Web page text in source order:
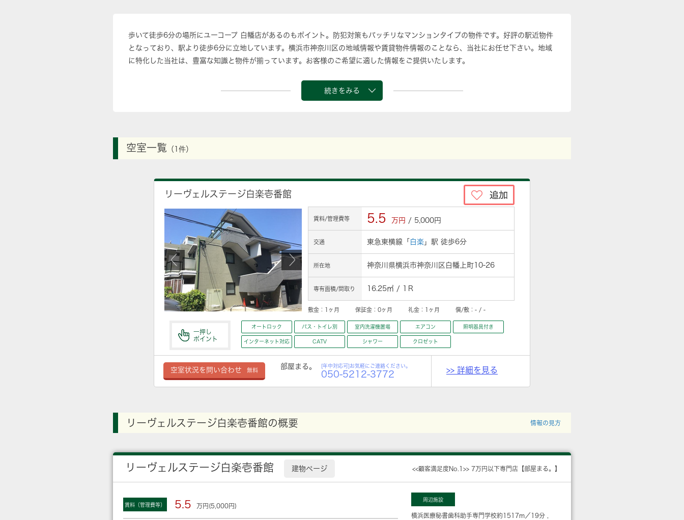
歩いて徒歩6分の場所にユーコープ 白幡店があるのもポイント。防犯対策もバッチリなマンションタイプの物件です。好評の駅近物件
となっており、駅より徒歩6分に立地しています。横浜市神奈川区の地域情報や賃貸物件情報のことなら、当社にお任せ下さい。地域
に特化した当社は、豊富な知識と物件が揃っています。お客様のご希望に適した情報をご提供いたします。
続きをみる
空室一覧 （1件）
リーヴェルステージ白楽壱番館
賃料/管理費等 5.5 万円 / 5,000円
交通 東急東横線「 白楽 」駅 徒歩6分
所在地 神奈川県横浜市神奈川区白幡上町10-26
専有面積/間取り 16.25㎡ / 1Ｒ
敷金： 1ヶ月 保証金： 0ヶ月 礼金： 1ヶ月 償/敷： - / -
一押し
ポイント
オートロック バス・トイレ別 室内洗濯機置場 エアコン 照明器具付き
インターネット対応 CATV シャワー クロゼット
空室状況を問い合わせ 無料
部屋まる。 [年中対応可]お気軽にご連絡ください。
050-5212-3772 >> 詳細を見る
リーヴェルステージ白楽壱番館の概要 情報の見方
リーヴェルステージ白楽壱番館 建物ページ <<顧客満足度No.1>> 7万円以下専門店【部屋まる。】
賃料（管理費等） 5.5 万円(5,000円)
周辺施設
横浜医療秘書歯科助手専門学校約1517m／19分